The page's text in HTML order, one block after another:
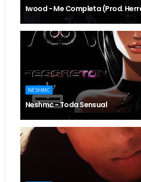
Iwood - Me Completa (Prod.
NESHMC
Neshmc - Toda Sensual